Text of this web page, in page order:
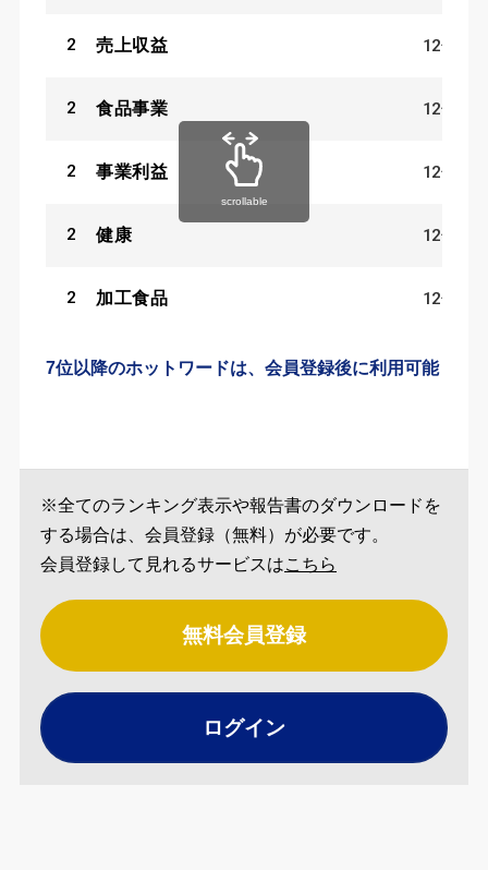
2 売上収益 12件
2 食品事業 12件
2 事業利益 12件
2 健康 12件
2 加工食品 12件
7位以降のホットワードは、会員登録後に利用可能
scrollable
※全てのランキング表示や報告書のダウンロードを
する場合は、会員登録（無料）が必要です。
会員登録して見れるサービスはこちら
無料会員登録
ログイン